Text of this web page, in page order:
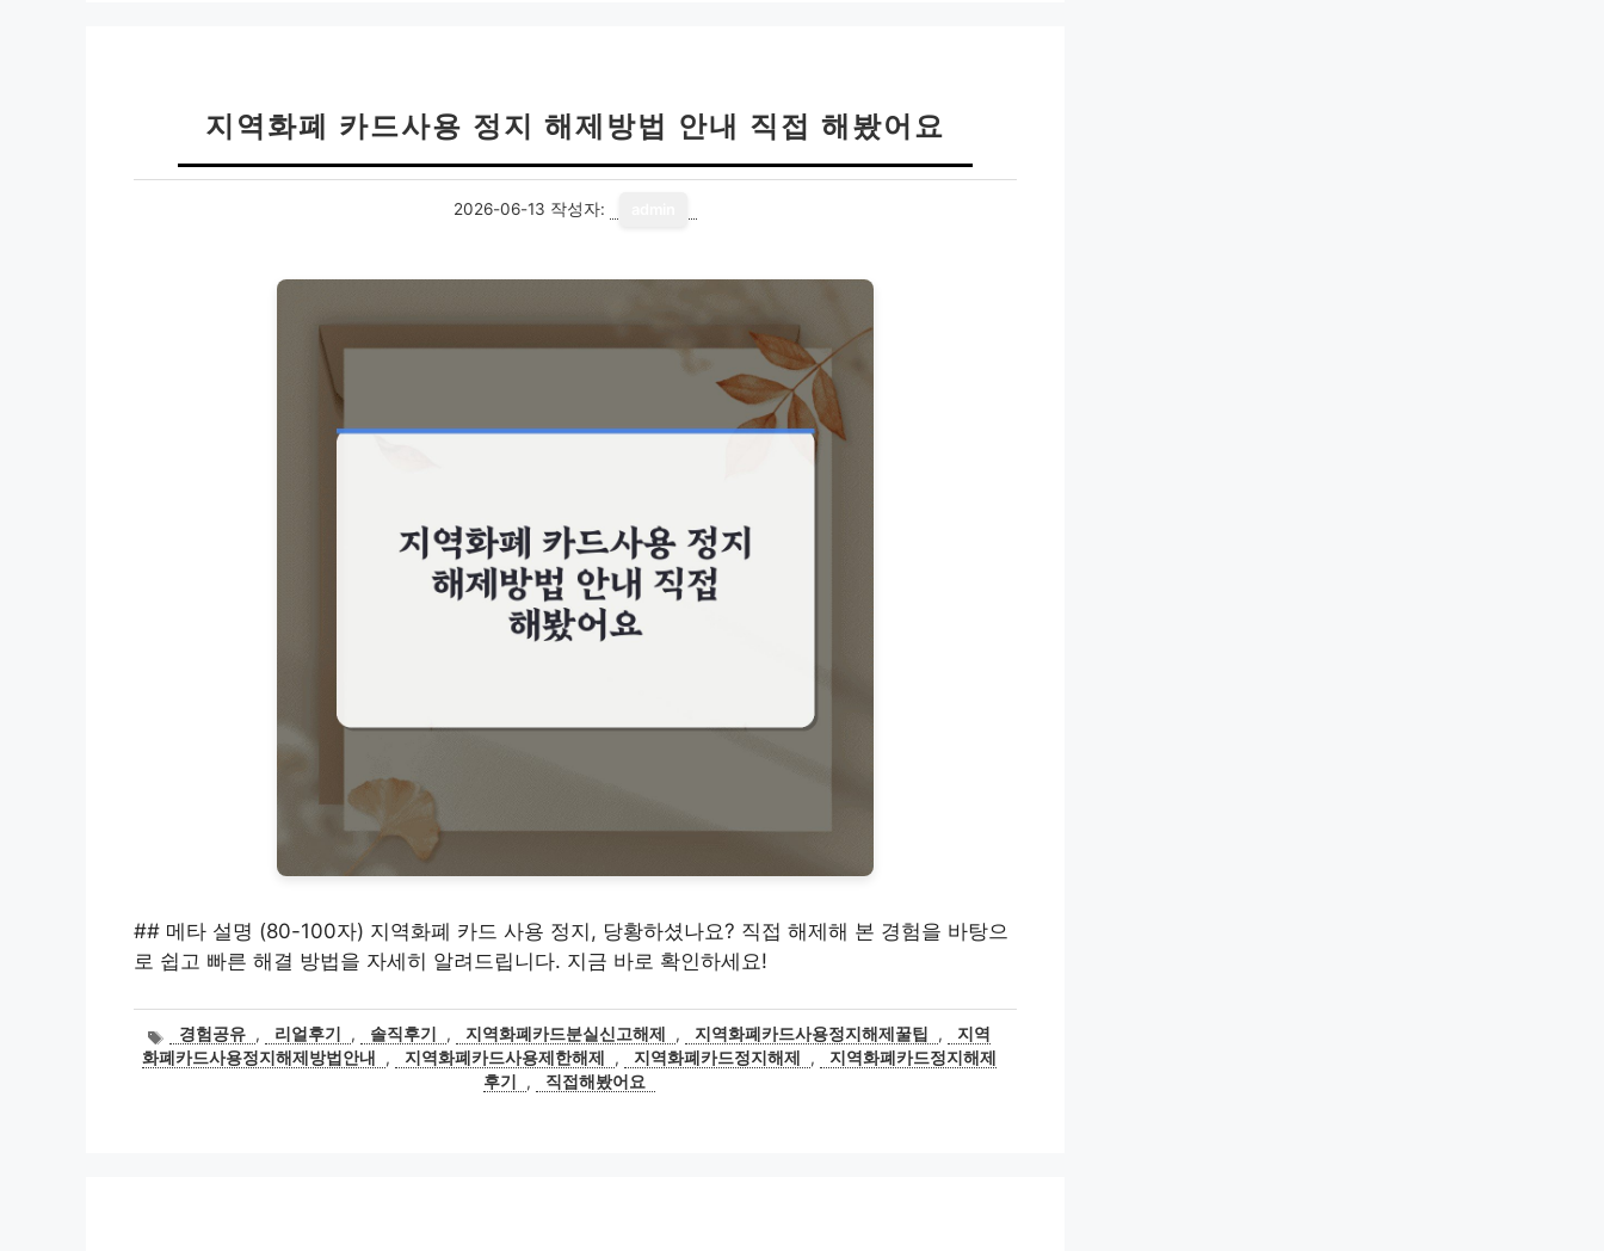
지역화폐 카드사용 정지 해제방법 안내 직접 해봤어요
2026-06-13 작성자:
## 메타 설명 (80-100자) 지역화폐 카드 사용 정지, 당황하셨나요? 직접 해제해 본 경험을 바탕으
로 쉽고 빠른 해결 방법을 자세히 알려드립니다. 지금 바로 확인하세요!
태
그
경험공유 , 리얼후기 , 솔직후기 , 지역화폐카드분실신고해제 , 지역화폐카드사용정지해제꿀팁 ,
지역
화폐카드사용정지해제방법안내
, 지역화폐카드사용제한해제 , 지역화폐카드정지해제 ,
지역화폐카드정지해제
후기
, 직접해봤어요